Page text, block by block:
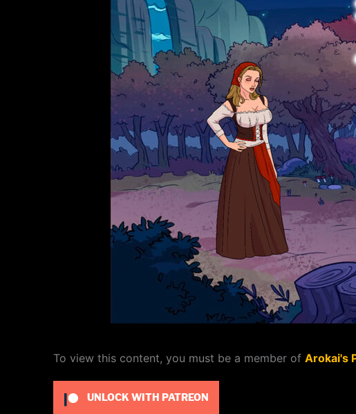
To view this content, you must be a member of Arokai's
UNLOCK WITH PATREON